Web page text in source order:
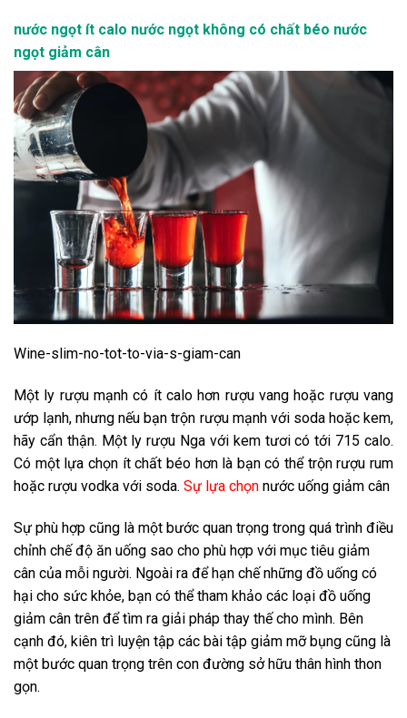
nước ngọt ít calo nước ngọt không có chất béo nước
ngọt giảm cân
Wine-slim-no-tot-to-via-s-giam-can
Một ly rượu mạnh có ít calo hơn rượu vang hoặc rượu vang
ướp lạnh, nhưng nếu bạn trộn rượu mạnh với soda hoặc kem,
hãy cẩn thận. Một ly rượu Nga với kem tươi có tới 715 calo.
Có một lựa chọn ít chất béo hơn là bạn có thể trộn rượu rum
hoặc rượu vodka với soda. Sự lựa chọn nước uống giảm cân
Sự phù hợp cũng là một bước quan trọng trong quá trình điều
chỉnh chế độ ăn uống sao cho phù hợp với mục tiêu giảm
cân của mỗi người. Ngoài ra để hạn chế những đồ uống có
hại cho sức khỏe, bạn có thể tham khảo các loại đồ uống
giảm cân trên để tìm ra giải pháp thay thế cho mình. Bên
cạnh đó, kiên trì luyện tập các bài tập giảm mỡ bụng cũng là
một bước quan trọng trên con đường sở hữu thân hình thon
gọn.